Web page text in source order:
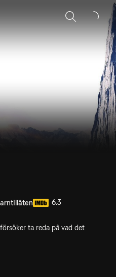
Sök
6.3
ta reda på vad det